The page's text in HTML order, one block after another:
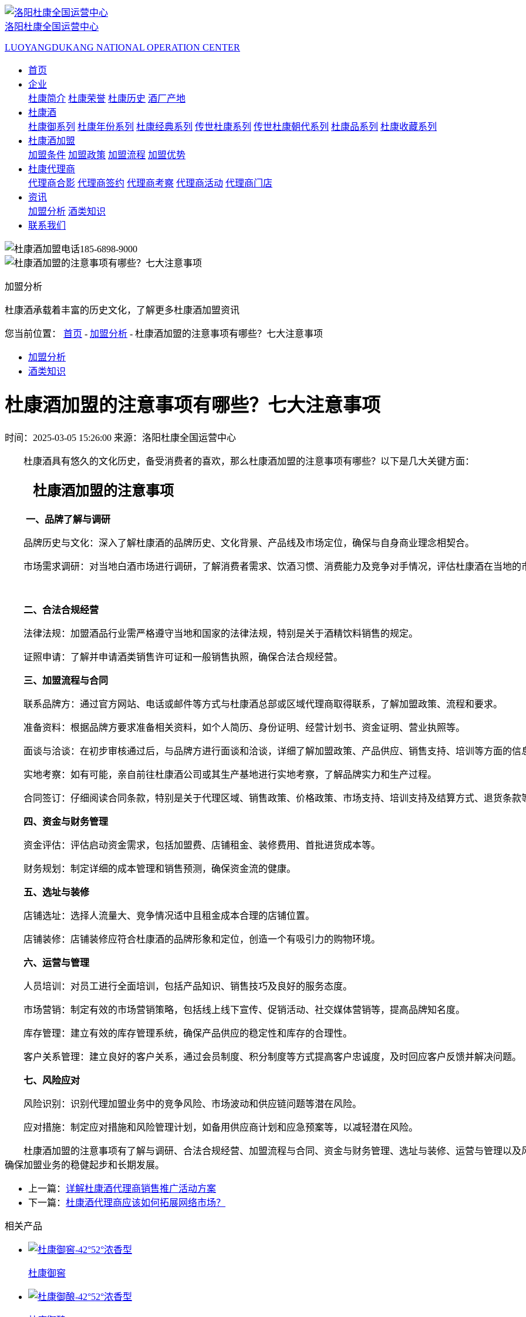
洛阳杜康全国运营中心
LUOYANGDUKANG NATIONAL OPERATION CENTER
首页
企业
杜康简介 杜康荣誉 杜康历史 酒厂产地
杜康酒
杜康御系列 杜康年份系列 杜康经典系列 传世杜康系列 传世杜康朝代系列 杜康品系列 杜康收藏系列
杜康酒加盟
加盟条件 加盟政策 加盟流程 加盟优势
杜康代理商
代理商合影 代理商签约 代理商考察 代理商活动 代理商门店
资讯
加盟分析 酒类知识
联系我们
185-6898-9000
加盟分析
杜康酒承载着丰富的历史文化，了解更多杜康酒加盟资讯
您当前位置： 首页 - 加盟分析 - 杜康酒加盟的注意事项有哪些？七大注意事项
加盟分析
酒类知识
杜康酒加盟的注意事项有哪些？七大注意事项
时间：2025-03-05 15:26:00 来源：洛阳杜康全国运营中心
杜康酒具有悠久的文化历史，备受消费者的喜欢，那么杜康酒加盟的注意事项有哪些？以下是几大关键方面：
杜康酒加盟的注意事项
一、品牌了解与调研
品牌历史与文化：深入了解杜康酒的品牌历史、文化背景、产品线及市场定位，确保与自身商业理念相契合。
市场需求调研：对当地白酒市场进行调研，了解消费者需求、饮酒习惯、消费能力及竞争对手情况，评估杜康酒在当地的
二、合法合规经营
法律法规：加盟酒品行业需严格遵守当地和国家的法律法规，特别是关于酒精饮料销售的规定。
证照申请：了解并申请酒类销售许可证和一般销售执照，确保合法合规经营。
三、加盟流程与合同
联系品牌方：通过官方网站、电话或邮件等方式与杜康酒总部或区域代理商取得联系，了解加盟政策、流程和要求。
准备资料：根据品牌方要求准备相关资料，如个人简历、身份证明、经营计划书、资金证明、营业执照等。
面谈与洽谈：在初步审核通过后，与品牌方进行面谈和洽谈，详细了解加盟政策、产品供应、销售支持、培训等方面的信
实地考察：如有可能，亲自前往杜康酒公司或其生产基地进行实地考察，了解品牌实力和生产过程。
合同签订：仔细阅读合同条款，特别是关于代理区域、销售政策、价格政策、市场支持、培训支持及结算方式、退货条款
四、资金与财务管理
资金评估：评估启动资金需求，包括加盟费、店铺租金、装修费用、首批进货成本等。
财务规划：制定详细的成本管理和销售预测，确保资金流的健康。
五、选址与装修
店铺选址：选择人流量大、竞争情况适中且租金成本合理的店铺位置。
店铺装修：店铺装修应符合杜康酒的品牌形象和定位，创造一个有吸引力的购物环境。
六、运营与管理
人员培训：对员工进行全面培训，包括产品知识、销售技巧及良好的服务态度。
市场营销：制定有效的市场营销策略，包括线上线下宣传、促销活动、社交媒体营销等，提高品牌知名度。
库存管理：建立有效的库存管理系统，确保产品供应的稳定性和库存的合理性。
客户关系管理：建立良好的客户关系，通过会员制度、积分制度等方式提高客户忠诚度，及时回应客户反馈并解决问题。
七、风险应对
风险识别：识别代理加盟业务中的竞争风险、市场波动和供应链问题等潜在风险。
应对措施：制定应对措施和风险管理计划，如备用供应商计划和应急预案等，以减轻潜在风险。
杜康酒加盟的注意事项有了解与调研、合法合规经营、加盟流程与合同、资金与财务管理、选址与装修、运营与管理以
确保加盟业务的稳健起步和长期发展。
上一篇： 详解杜康酒代理商销售推广活动方案
下一篇： 杜康酒代理商应该如何拓展网络市场？
相关产品
杜康御窖